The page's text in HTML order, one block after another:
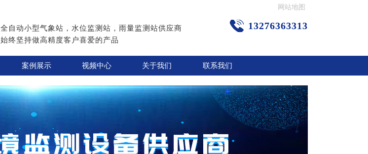
网站地图
全自动小型气象站，水位监测站，雨量监测站供应商
始终坚持做高精度客户喜爱的产品
13276363313
案例展示 视频中心 关于我们 联系我们